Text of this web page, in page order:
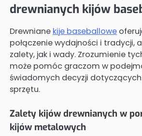
drewnianych kijów
Drewniane kije baseballowe
połączenie wydajności i tradycji,
zalety, jak i wady. Zrozumienie
może pomóc graczom w
świadomych decyzji
sprzętu.
Zalety kijów drewnianych w
kijów metalowych